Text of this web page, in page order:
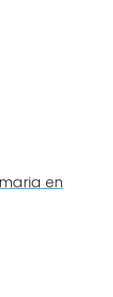
en